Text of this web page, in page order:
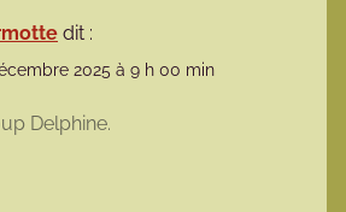
dit :
2025 à 9 h 00 min
Delphine.